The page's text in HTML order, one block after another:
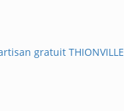
gratuit THIONVILLE